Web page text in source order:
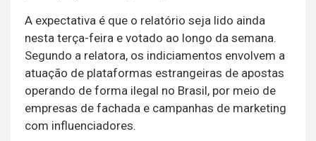
A expectativa é que o relatório seja lido ainda
nesta terça-feira e votado ao longo da semana.
Segundo a relatora, os indiciamentos envolvem a
atuação de plataformas estrangeiras de apostas
operando de forma ilegal no Brasil, por meio de
empresas de fachada e campanhas de marketing
com influenciadores.